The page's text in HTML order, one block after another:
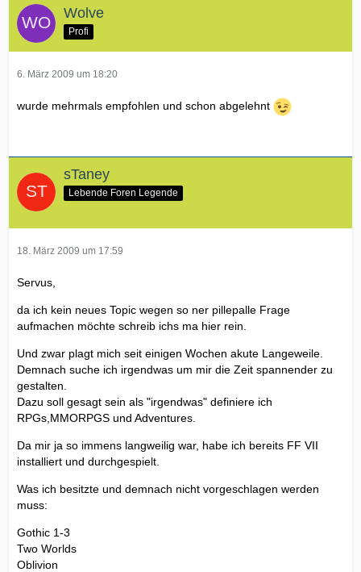
Wolve
Profi
6. März 2009 um 18:20
wurde mehrmals empfohlen und schon abgelehnt
sTaney
Lebende Foren Legende
18. März 2009 um 17:59
Servus,
da ich kein neues Topic wegen so ner pillepalle Frage
aufmachen möchte schreib ichs ma hier rein.
Und zwar plagt mich seit einigen Wochen akute Langeweile.
Demnach suche ich irgendwas um mir die Zeit spannender zu
gestalten.
Dazu soll gesagt sein als "irgendwas" definiere ich
RPGs,MMORPGS und Adventures.
Da mir ja so immens langweilig war, habe ich bereits FF VII
installiert und durchgespielt.
Was ich besitzte und demnach nicht vorgeschlagen werden
muss:
Gothic 1-3
Two Worlds
Oblivion